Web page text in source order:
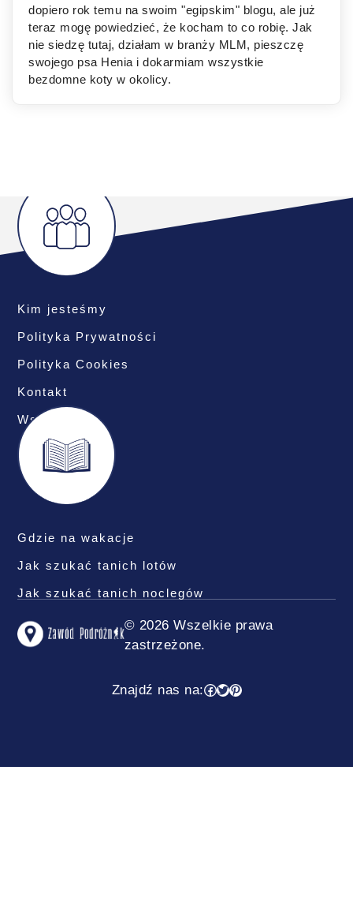
dopiero rok temu na swoim "egipskim" blogu, ale już
teraz mogę powiedzieć, że kocham to co robię. Jak
nie siedzę tutaj, działam w branży MLM, pieszczę
swojego psa Henia i dokarmiam wszystkie
bezdomne koty w okolicy.
Kim jesteśmy
Polityka Prywatności
Polityka Cookies
Kontakt
Współpraca
Gdzie na wakacje
Jak szukać tanich lotów
Jak szukać tanich noclegów
© 2026 Wszelkie prawa
zastrzeżone.
Znajdź nas na:Facebook
Twitter
Pinterest